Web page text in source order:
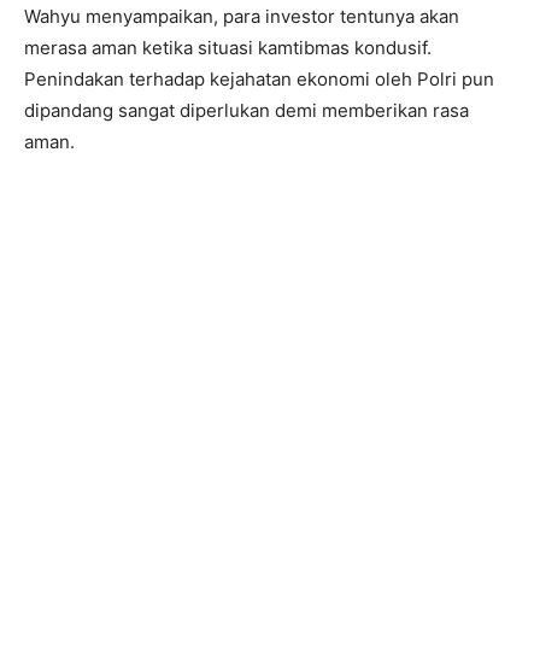
Wahyu menyampaikan, para investor tentunya akan
merasa aman ketika situasi kamtibmas kondusif.
Penindakan terhadap kejahatan ekonomi oleh Polri pun
dipandang sangat diperlukan demi memberikan rasa
aman.